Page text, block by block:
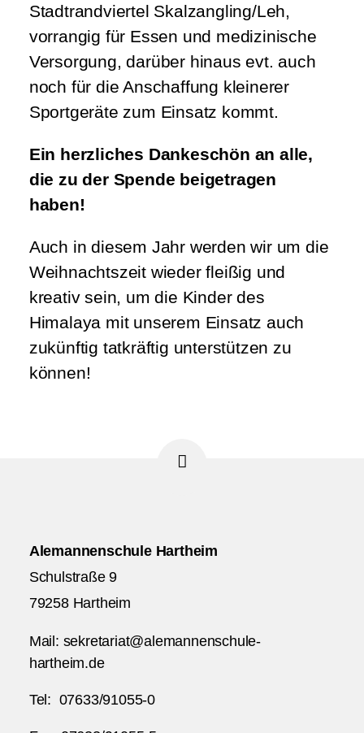
Stadtrandviertel Skalzangling/Leh,
vorrangig für Essen und medizinische
Versorgung, darüber hinaus evt. auch
noch für die Anschaffung kleinerer
Sportgeräte zum Einsatz kommt.
Ein herzliches Dankeschön an alle,
die zu der Spende beigetragen
haben!
Auch in diesem Jahr werden wir um die
Weihnachtszeit wieder fleißig und
kreativ sein, um die Kinder des
Himalaya mit unserem Einsatz auch
zukünftig tatkräftig unterstützen zu
können!
Alemannenschule Hartheim
Schulstraße 9
79258 Hartheim
Mail: sekretariat@alemannenschule-
hartheim.de
Tel: 07633/91055-0